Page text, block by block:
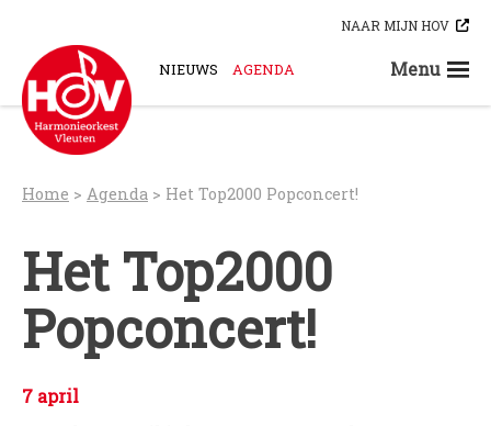
content
NAAR MIJN HOV
NIEUWS AGENDA
Menu
HOV-B
HOV-D
HOV-G
Home > Agenda > Het Top2000 Popconcert!
Het Top2000
Popconcert!
7 april